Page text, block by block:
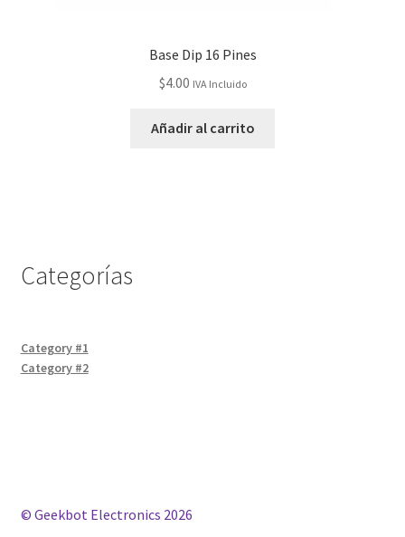
Base Dip 16 Pines
$4.00 IVA Incluido
Añadir al carrito
Categorías
Category #1
Category #2
© Geekbot Electronics 2026